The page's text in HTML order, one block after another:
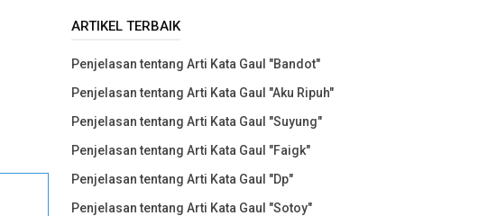
ARTIKEL TERBAIK
Penjelasan tentang Arti Kata Gaul "Bandot"
Penjelasan tentang Arti Kata Gaul "Aku Ripuh"
Penjelasan tentang Arti Kata Gaul "Suyung"
Penjelasan tentang Arti Kata Gaul "Faigk"
Penjelasan tentang Arti Kata Gaul "Dp"
Penjelasan tentang Arti Kata Gaul "Sotoy"